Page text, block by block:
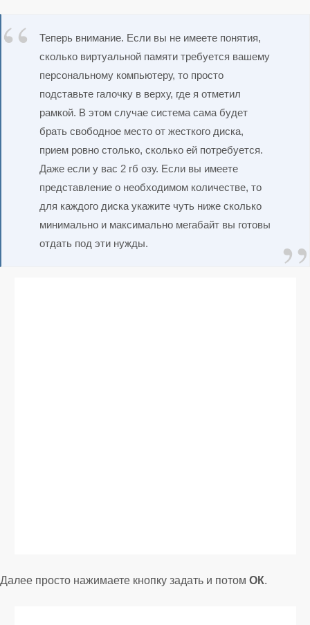
Теперь внимание. Если вы не имеете понятия,
сколько виртуальной памяти требуется вашему
персональному компьютеру, то просто
подставьте галочку в верху, где я отметил
рамкой. В этом случае система сама будет
брать свободное место от жесткого диска,
прием ровно столько, сколько ей потребуется.
Даже если у вас 2 гб озу. Если вы имеете
представление о необходимом количестве, то
для каждого диска укажите чуть ниже сколько
минимально и максимально мегабайт вы готовы
отдать под эти нужды.
Далее просто нажимаете кнопку задать и потом ОК.